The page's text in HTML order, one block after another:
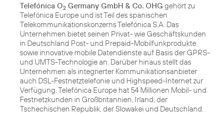
Telefónica O2 Germany GmbH & Co. OHG gehört zu
Telefónica Europe und ist Teil des spanischen
Telekommunikationskonzerns Telefónica S.A. Das
Unternehmen bietet seinen Privat- wie Geschäftskunden
in Deutschland Post- und Prepaid-Mobilfunkprodukte
sowie innovative mobile Datendienste auf Basis der GPRS-
und UMTS-Technologie an. Darüber hinaus stellt das
Unternehmen als integrierter Kommunikationsanbieter
auch DSL-Festnetztelefonie und Highspeed-Internet zur
Verfügung. Telefónica Europe hat 54 Millionen Mobil- und
Festnetzkunden in Großbritannien, Irland, der
Tschechischen Republik, der Slowakei und Deutschland.